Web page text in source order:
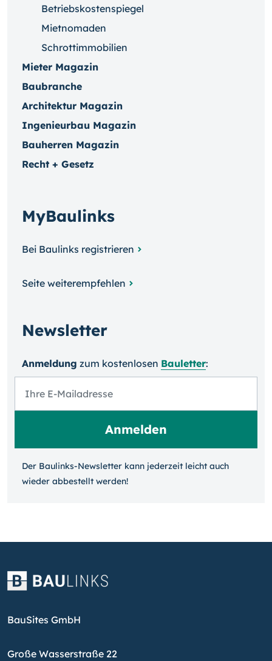
Betriebskostenspiegel
Mietnomaden
Schrottimmobilien
Mieter Magazin
Baubranche
Architektur Magazin
Ingenieurbau Magazin
Bauherren Magazin
Recht + Gesetz
MyBaulinks
Bei Baulinks registrieren
Seite weiterempfehlen
Newsletter
Anmeldung zum kosten­losen Bauletter:
Der Baulinks-Newsletter kann jeder­zeit leicht auch
wieder ab­bestellt werden!
BauSites GmbH
Große Wasserstraße 22